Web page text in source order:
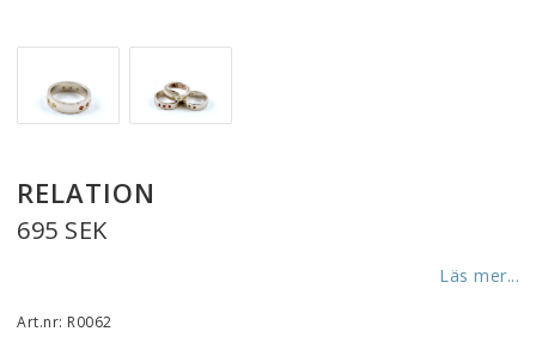
RELATION
695 SEK
Läs mer...
Art.nr: R0062